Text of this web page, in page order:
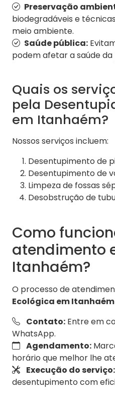
Preservação
biodegradáveis e
meio ambiente.
Saúde pública:
podem afetar a saúde da
Quais os
pela
em Itanhaém?
Nossos serviços incluem:
Desentupimento de
Desentupimento de
Limpeza de fossas
Desobstrução de
Como
atendimento
Itanhaém?
O processo de
Ecológica em Itanhaém
Contato: Entre em
WhatsApp.
Agendamento:
horário que melhor lhe
Execução do serviço:
desentupimento com